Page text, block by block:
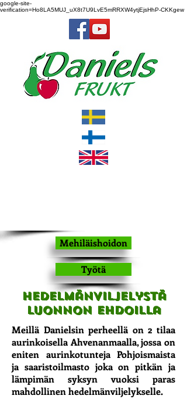
google-site-
verification=Ho8LA5MUJ_uX8t7U9LvE5mRRXW4ytjEjsHhP-CKKgew
Mehiläishoidon
Työtä
hedelmänviljelystä
luonnon ehdoilla
Meillä Danielsin perheellä on 2 tilaa
aurinkoisella Ahvenanmaalla, jossa on
eniten aurinkotunteja Pohjoismaista
ja saaristoilmasto joka on pitkän ja
lämpimän syksyn vuoksi paras
mahdollinen hedelmänviljelykselle.